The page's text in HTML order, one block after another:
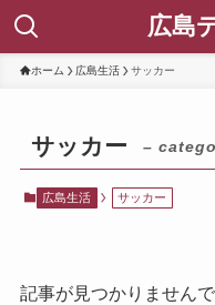
広島
ホーム 広島生活 サッカー
サッカー –
広島生活 サッカー
記事が見つかりませんで